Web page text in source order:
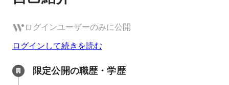
ログインユーザーのみに公開
ログインして続きを読む
限定公開の職歴・学歴